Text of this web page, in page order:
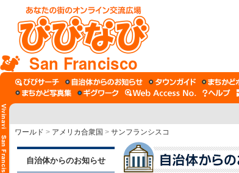
San Francisco
ワールド > アメリカ合衆国 > サンフランシスコ
自治体からのお知らせ